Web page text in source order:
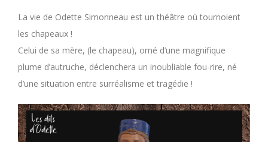
La vie de Odette Simonneau est un théâtre où tournoient
les chapeaux !
Celui de sa mère, (le chapeau), orné d’une magnifique
plume d’autruche, déclenchera un inoubliable fou-rire, né
d’une situation entre surréalisme et tragédie !